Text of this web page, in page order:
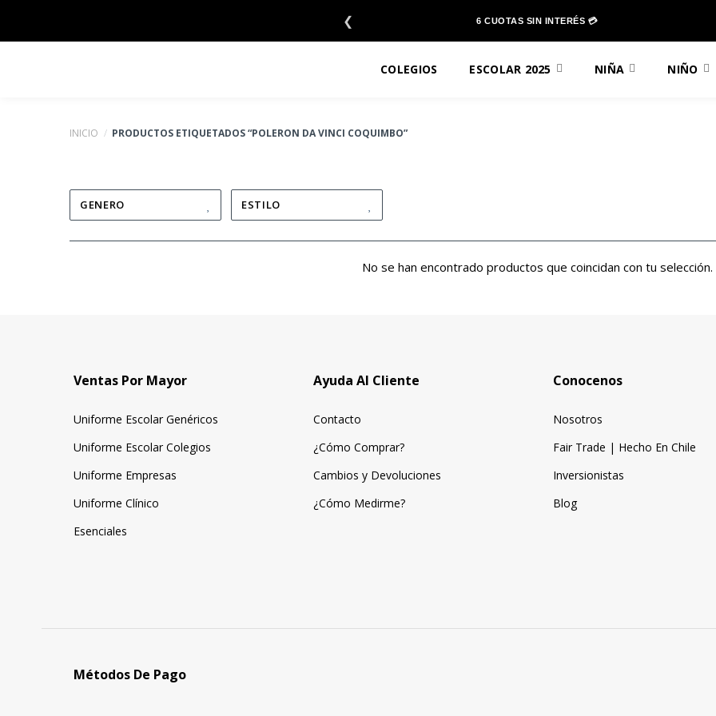
❮ 6 CUOTAS SIN INTERÉS 💳
COLEGIOS ESCOLAR 2025 NIÑA NIÑO
INICIO / PRODUCTOS ETIQUETADOS “POLERON DA VINCI COQUIMBO”
GENERO ESTILO
No se han encontrado productos que coincidan con tu selección.
Ventas Por Mayor
Uniforme Escolar Genéricos
Uniforme Escolar Colegios
Uniforme Empresas
Uniforme Clínico
Esenciales
Ayuda Al Cliente
Contacto
¿Cómo Comprar?
Cambios y Devoluciones
¿Cómo Medirme?
Conocenos
Nosotros
Fair Trade | Hecho En Chile
Inversionistas
Blog
Métodos De Pago